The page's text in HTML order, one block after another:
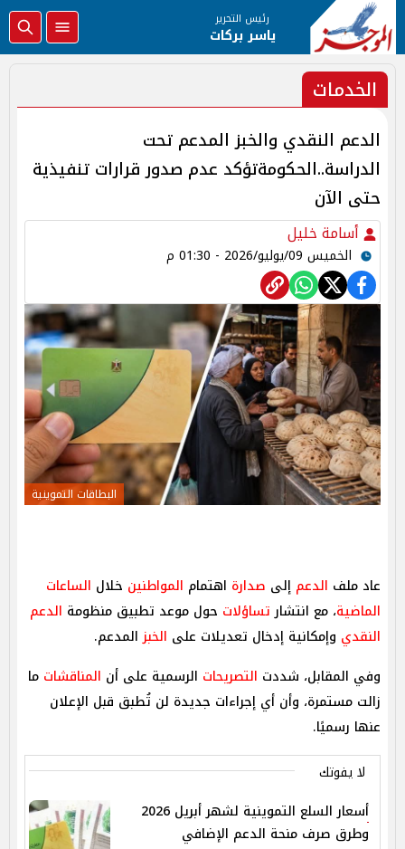
رئيس التحرير
ياسر بركات
الخدمات
الدعم النقدي والخبز المدعم تحت
الدراسة..الحكومةتؤكد عدم صدور قرارات تنفيذية
حتى الآن
أسامة خليل
الخميس 09/يوليو/2026 - 01:30 م
البطاقات التموينية
عاد ملف الدعم إلى صدارة اهتمام المواطنين خلال الساعات
الماضية، مع انتشارتساؤلات حول موعد تطبيق منظومة الدعم
النقدي وإمكانية إدخال تعديلات على الخبزالمدعم.
وفي المقابل، شددت التصريحات الرسمية على أن المناقشات ما
زالت مستمرة، وأن أي إجراءات جديدة لن تُطبق قبل الإعلان
عنها رسميًا.
لا يفوتك
أسعار السلع التموينية لشهر أبريل 2026
وطرق صرف منحة الدعم الإضافي